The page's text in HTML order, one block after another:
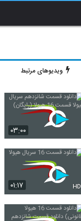
ویدیوهای مرتبط
۰۳:۰۰
۰۱:۱۷ HD